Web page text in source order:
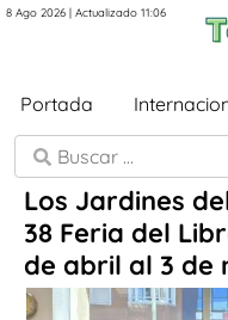
8 Ago 2026 | Actualizado 11:06
Portada
Los Jardines
38 Feria del
de abril al 3 de